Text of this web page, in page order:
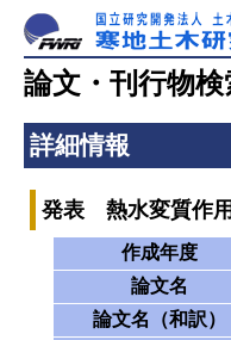
論文・刊行物検
詳細情報
発表 熱水変質作
作成年度
論文名
論文名（和訳）